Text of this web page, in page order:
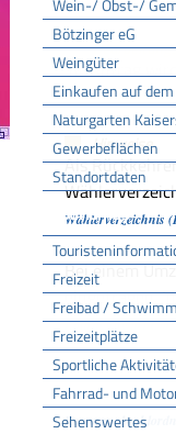
Wein-/ Obst-/
Bötzinger eG
Weingüter
Einkaufen auf
Naturgarten
Gewerbeflächen
Standortdaten
Tourismus
Freizeit
Freibad /
Freizeitplätze
Sportliche
Fahrrad- und
Sehenswertes
Ihr Antrag
Hinweise
Als
Wählerverzeichnis
Bei einem
eingetragen.
Eintragung bei